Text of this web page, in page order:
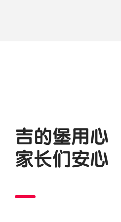
吉的堡用心
家长们安心